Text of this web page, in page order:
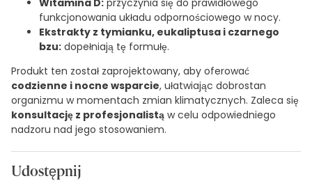
Witamina D: przyczynia się do prawidłowego
funkcjonowania układu odpornościowego w nocy.
Ekstrakty z tymianku, eukaliptusa i czarnego
bzu: dopełniają tę formułę.
Produkt ten został zaprojektowany, aby oferować
codzienne i nocne wsparcie, ułatwiając dobrostan
organizmu w momentach zmian klimatycznych. Zaleca się
konsultację z profesjonalistą w celu odpowiedniego
nadzoru nad jego stosowaniem.
Udostępnij